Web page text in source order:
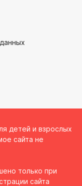
детей и взрослых
сайта не
только при
сайта